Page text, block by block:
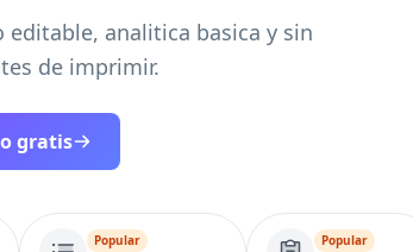
editable, analitica basica y sin
de imprimir.
gratis
Popular Popular